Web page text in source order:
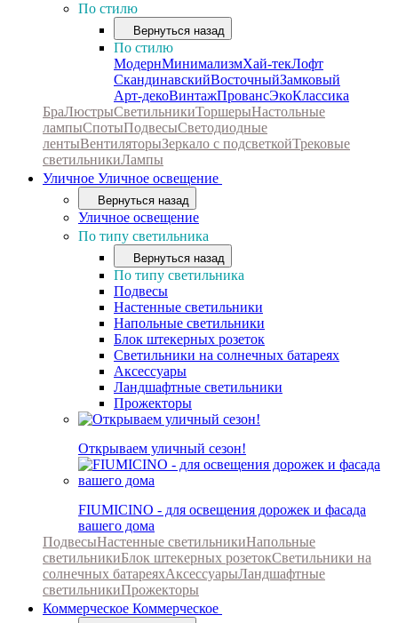
По стилю
Вернуться назад
По стилю
МодернМинимализмХай-текЛофт
СкандинавскийВосточныйЗамковый
Арт-декоВинтажПровансЭкоКлассика
БраЛюстрыСветильникиТоршерыНастольные
лампыСпотыПодвесыСветодиодные
лентыВентиляторыЗеркало с подсветкойТрековые
светильникиЛампы
Уличное Уличное освещение
Вернуться назад
Уличное освещение
По типу светильника
Вернуться назад
По типу светильника
Подвесы
Настенные светильники
Напольные светильники
Блок штекерных розеток
Светильники на солнечных батареях
Аксессуары
Ландшафтные светильники
Прожекторы
Открываем уличный сезон!
FIUMICINO - для освещения дорожек и фасада
вашего дома
ПодвесыНастенные светильникиНапольные
светильникиБлок штекерных розетокСветильники на
солнечных батареяхАксессуарыЛандшафтные
светильникиПрожекторы
Коммерческое Коммерческое